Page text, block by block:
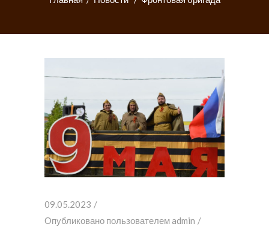
09.05.2023
Опубликовано пользователемadmin